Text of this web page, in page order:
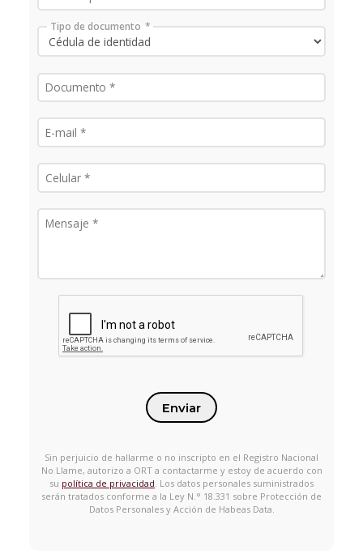
Tipo de documento
Enviar
Sin perjuicio de hallarme o no inscripto en el Registro Nacional
No Llame, autorizo a ORT a contactarme y estoy de acuerdo con
su política de privacidad. Los datos personales suministrados
serán tratados conforme a la Ley N.° 18.331 sobre Protección de
Datos Personales y Acción de Habeas Data.